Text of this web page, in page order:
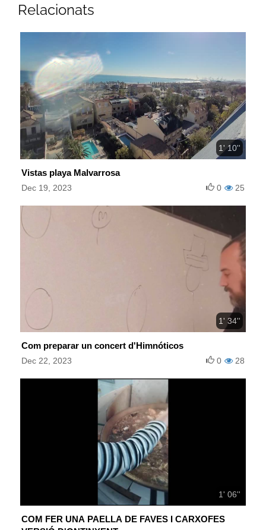
Relacionats
1' 10''
Vistas playa Malvarrosa
Dec 19, 2023 25
0
1' 34''
Com preparar un concert d'Himnóticos
Dec 22, 2023 28
0
1' 06''
COM FER UNA PAELLA DE FAVES I CARXOFES